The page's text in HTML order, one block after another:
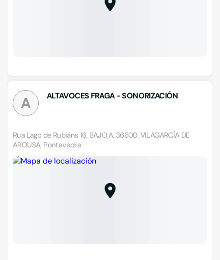
A ALTAVOCES FRAGA - SONORIZACIÓN
Rua Lago de Rubiáns 16, BAJO;A, 36600, VILAGARCÍA DE
AROUSA, Pontevedra